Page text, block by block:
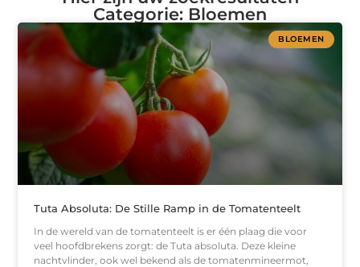
Categorie: Bloemen
BLOEMEN
Tuta Absoluta: De Stille Ramp in de Tomatenteelt
In de wereld van de tomatenteelt is er één plaag die voor
veel hoofdbrekens zorgt: de Tuta absoluta. Deze kleine
nachtvlinder, ook wel bekend als de tomatenmineermot,